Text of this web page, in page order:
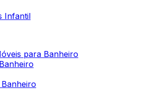
Infantil
para Banheiro